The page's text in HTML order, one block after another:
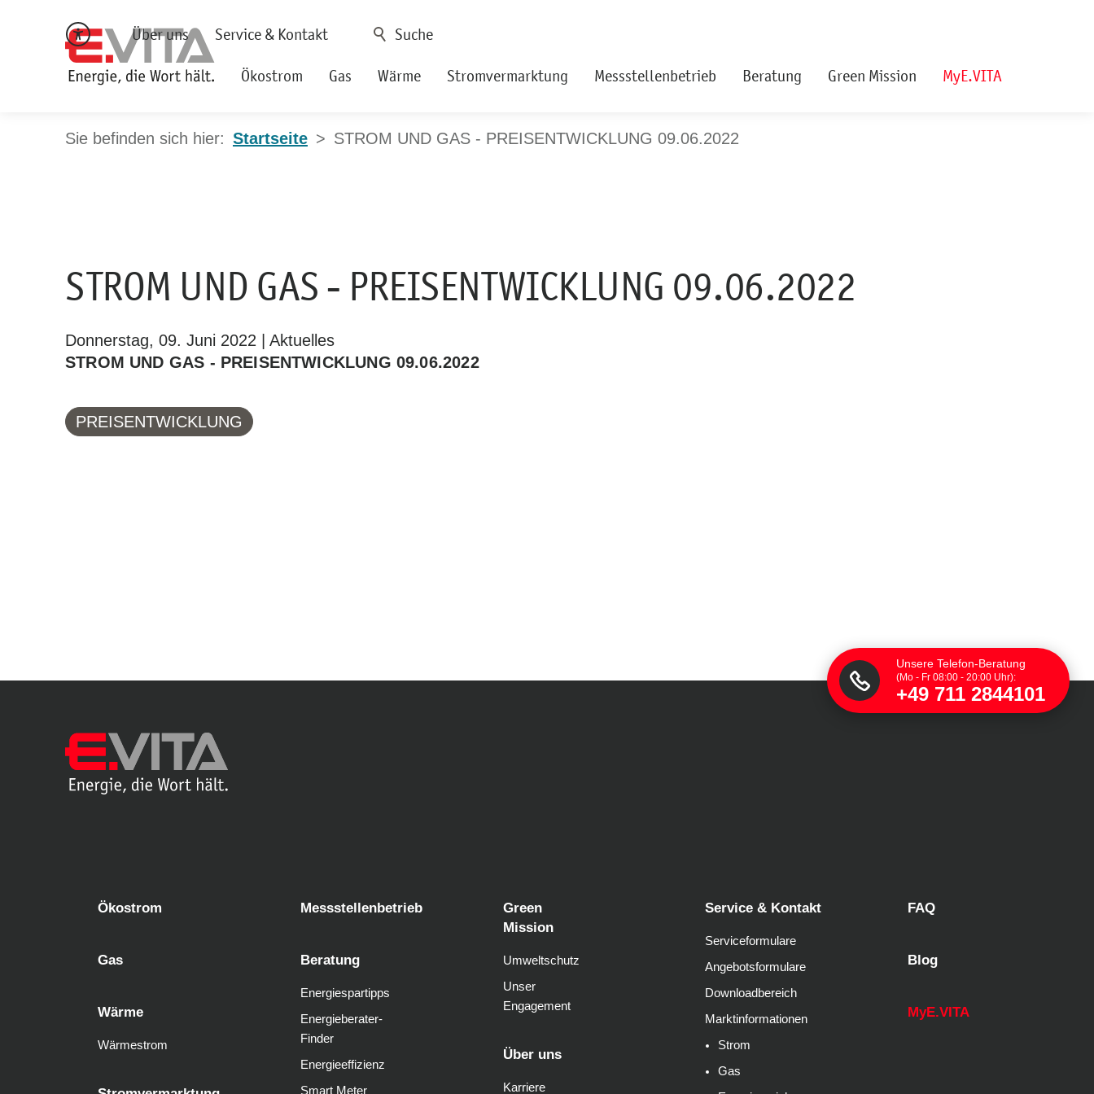
Über uns Service & Kontakt
Ökostrom Gas Wärme Stromvermarktung Messstellenbetrieb Beratung Green Mission MyE.VITA
Startseite STROM UND GAS - PREISENTWICKLUNG 09.06.2022
STROM UND GAS - PREISENTWICKLUNG 09.06.2022
Donnerstag, 09. Juni 2022 | Aktuelles
STROM UND GAS - PREISENTWICKLUNG 09.06.2022
PREISENTWICKLUNG
Ökostrom
Gas
Wärme
Wärmestrom
Messstellenbetrieb
Beratung
Energiespartipps
Energieberater-
Finder
Energieeffizienz
Smart Meter
Green
Mission
Umweltschutz
Unser
Engagement
Über uns
Karriere
Service & Kontakt
Serviceformulare
Angebotsformulare
Downloadbereich
Marktinformationen
Strom
Gas
FAQ
Blog
MyE.VITA
Unsere Telefon-Beratung
(Mo - Fr 08:00 - 20:00 Uhr):
+49 711 2844101